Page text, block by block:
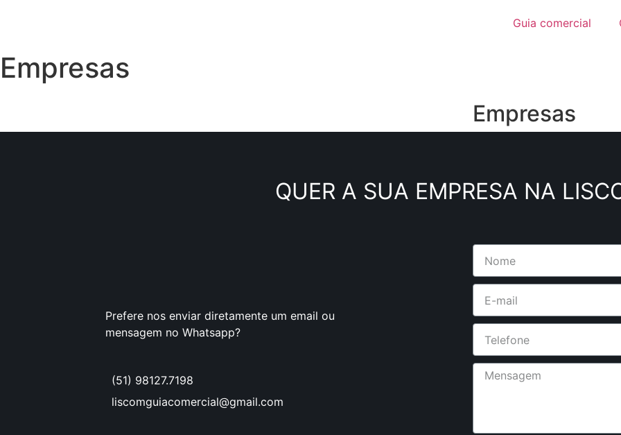
Guia comercial
Empresas
Empresas
QUER A SUA EMPRESA NA
Prefere nos enviar diretamente um email ou
mensagem no Whatsapp?
(51) 98127.7198
liscomguiacomercial@gmail.com